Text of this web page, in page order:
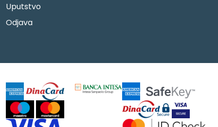
Uputstvo
Odjava